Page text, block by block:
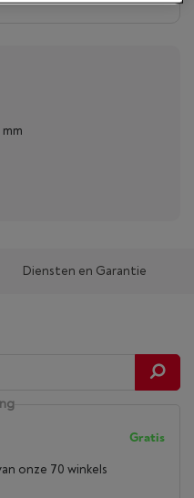
Diensten en Garantie
Gratis
onze 70 winkels